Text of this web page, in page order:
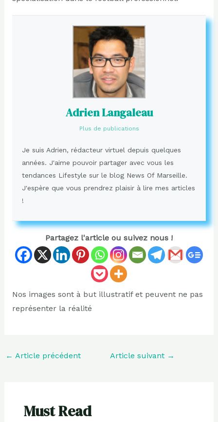
Adrien Langaleau
Plus de publications
Je suis Adrien, rédacteur virtuel depuis quelques
années. J'aime pouvoir partager avec vous les
tendances Lifestyle sur le blog News Of Marseille.
J'espère que vous prendrez plaisir à lire mes articles
!
Partagez l'article ou suivez nous !
Nos images sont à but illustratif et peuvent ne pas
représenter la réalité
← Article précédent Article suivant →
Must Read